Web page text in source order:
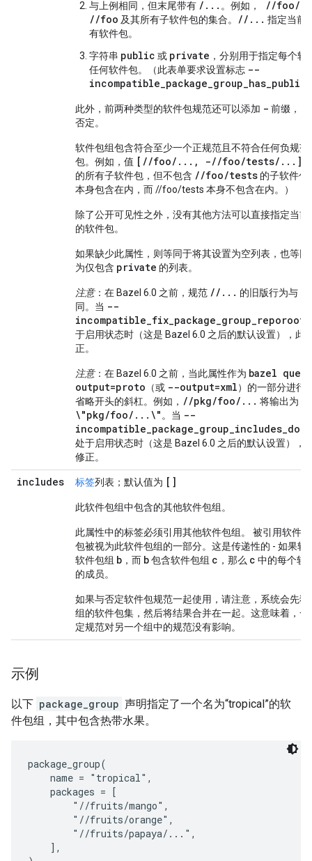
与上例相同，但末尾带有 /... 。例如，
//foo/
//foo 及其所有子软件包的集合。 //... 指定当前
有软件包。
字符串 public 或 private ，分别用于指定每个软
任何软件包。（此表单要求设置标志 --
此外，前两种类型的软件包规范还可以添加 - 前缀，
否定。
软件包组包含符合至少一个正规范且不符合任何负规范
包。例如，值 [//foo/..., -//foo/tests/...]
的所有子软件包，但不包含 //foo/tests 的子软件包
本身包含在内，而 //foo/tests 本身不包含在内。）
除了公开可见性之外，没有其他方法可以直接指定当
的软件包。
如果缺少此属性，则等同于将其设置为空列表，也等同
为仅包含 private 的列表。
注意：在 Bazel 6.0 之前，规范 //... 的旧版行为与
同。当 --
于启用状态时（这是 Bazel 6.0 之后的默认设置），此
正。
注意：在 Bazel 6.0 之前，当此属性作为 bazel
output=proto （或 --output=xml）的一部分进行
省略开头的斜杠。例如， //pkg/foo/... 将输出为
\"pkg/foo/...\" 。当 --
处于启用状态时（这是 Bazel 6.0 之后的默认设置），
修正。
includes 标签列表；默认值为 []
此软件包组中包含的其他软件包组。
此属性中的标签必须引用其他软件包组。 被引用软件
包被视为此软件包组的一部分。这是传递性的 - 如果软
软件包组 b ，而 b包含软件包组 c ，那么 c 中的每个软
的成员。
如果与否定软件包规范一起使用，请注意，系统会先独
组的软件包集，然后将结果合并在一起。这意味着，一
定规范对另一个组中的规范没有影响。
示例
以下 package_group 声明指定了一个名为“tropical”的软
件包组，其中包含热带水果。
package_group(
    name = "tropical",
    packages = [
        "//fruits/mango",
        "//fruits/orange",
        "//fruits/papaya/...",
    ],